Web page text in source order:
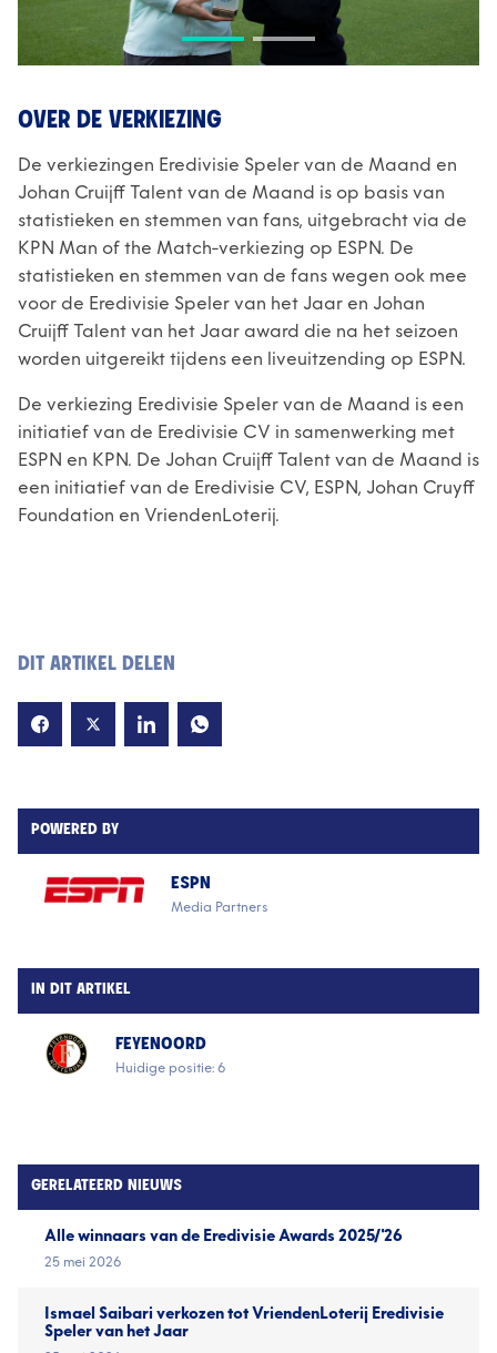
OVER DE VERKIEZING
De verkiezingen Eredivisie Speler van de Maand en
Johan Cruijff Talent van de Maand is op basis van
statistieken en stemmen van fans, uitgebracht via de
KPN Man of the Match-verkiezing op ESPN. De
statistieken en stemmen van de fans wegen ook mee
voor de Eredivisie Speler van het Jaar en Johan
Cruijff Talent van het Jaar award die na het seizoen
worden uitgereikt tijdens een liveuitzending op ESPN.
De verkiezing Eredivisie Speler van de Maand is een
initiatief van de Eredivisie CV in samenwerking met
ESPN en KPN. De Johan Cruijff Talent van de Maand is
een initiatief van de Eredivisie CV, ESPN, Johan Cruyff
Foundation en VriendenLoterij.
DIT ARTIKEL DELEN
POWERED BY
ESPN
Media Partners
IN DIT ARTIKEL
FEYENOORD
Huidige positie: 6
GERELATEERD NIEUWS
Alle winnaars van de Eredivisie Awards 2025/'26
25 mei 2026
Ismael Saibari verkozen tot VriendenLoterij Eredivisie
Speler van het Jaar